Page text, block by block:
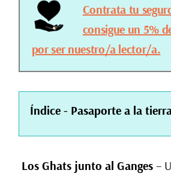
Contrata tu
consigue un 5%
por ser nuestro/a lector/a.
Índice - Pasaporte a la
Los Ghats junto al Ganges–